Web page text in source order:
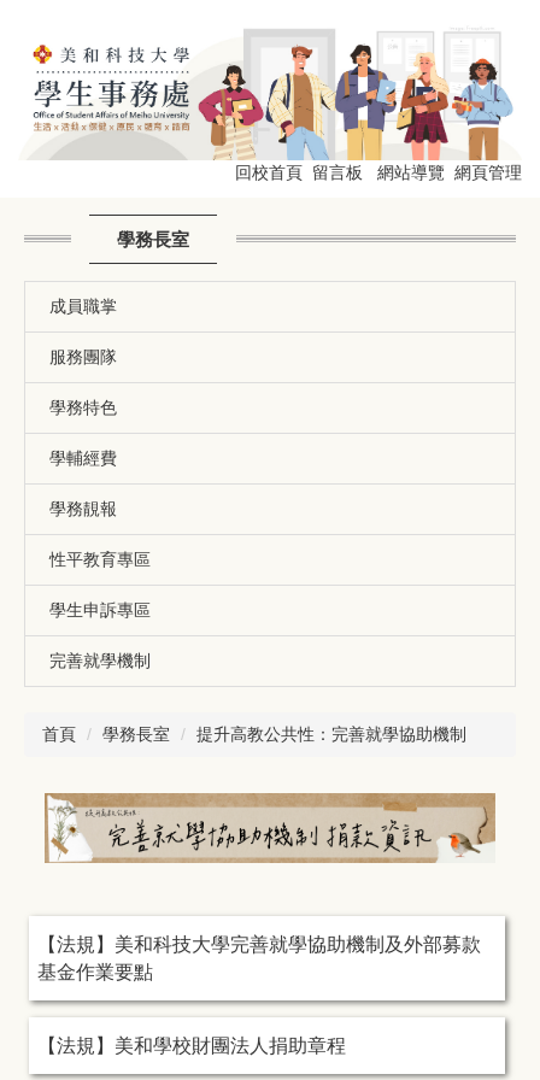
回校首頁 留言板 網站導覽 網頁管理
學務長室
成員職掌
服務團隊
學務特色
學輔經費
學務靚報
性平教育專區
學生申訴專區
完善就學機制
首頁 學務長室 提升高教公共性：完善就學協助機制
【法規】美和科技大學完善就學協助機制及外部募款
基金作業要點
【法規】美和學校財團法人捐助章程